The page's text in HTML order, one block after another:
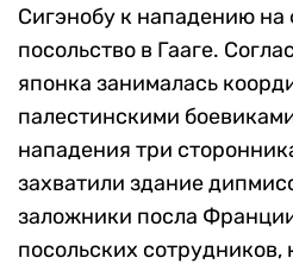
Сигэнобу к нападению на
посольство в Гааге.
японка занималась
палестинскими
нападения три
захватили здание
заложники посла
посольских сотрудников,